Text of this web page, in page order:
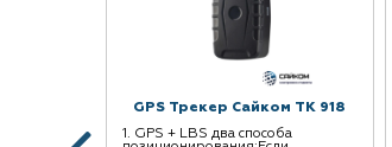
GPS Трекер Сайком TK 918
1. GPS + LBS два способа